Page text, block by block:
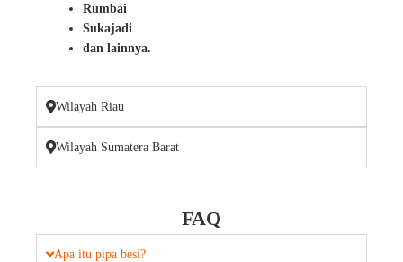
Rumbai
Sukajadi
dan lainnya.
Wilayah Riau
Wilayah Sumatera Barat
FAQ
Apa itu pipa besi?